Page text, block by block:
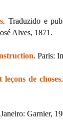
. Traduzido e
Alves, 1871.
Paris:
leçons de choses
Garnier,